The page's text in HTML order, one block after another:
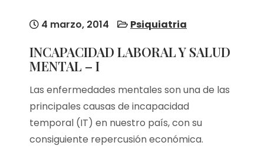
4 marzo, 2014 Psiquiatria
INCAPACIDAD LABORAL Y SALUD
MENTAL – I
Las enfermedades mentales son una de las
principales causas de incapacidad
temporal (IT) en nuestro país, con su
consiguiente repercusión económica.